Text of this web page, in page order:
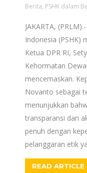
Berita, PSHK dalam
JAKARTA,
Indonesia (PSHK)
Ketua DPR RI,
Kehormatan
mencemaskan.
Novanto sebagai
menunjukkan
transparansi dan
penuh dengan
pelanggaran etik
READ ARTICLE